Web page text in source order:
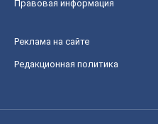
Правовая информация
Реклама на сайте
Редакционная политика